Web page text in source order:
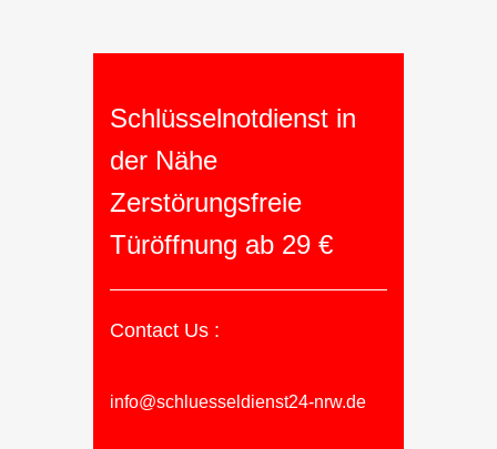
Schlüsselnotdienst in
der Nähe
Zerstörungsfreie
Türöffnung ab 29 €
Contact Us :
info@schluesseldienst24-nrw.de